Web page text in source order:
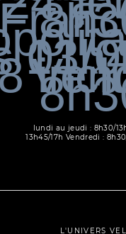
lundi au jeudi : 8h30/
13h45/17h Vendredi :
L'UNIVERS